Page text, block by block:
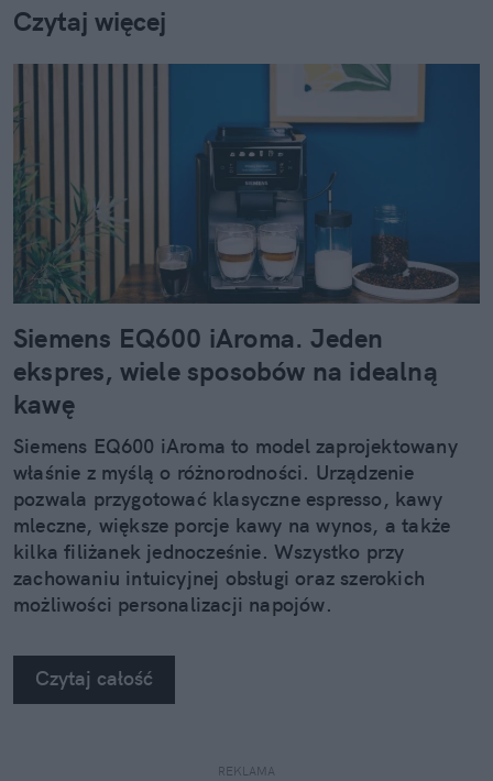
Czytaj więcej
Siemens EQ600 iAroma. Jeden
ekspres, wiele sposobów na idealną
kawę
Siemens EQ600 iAroma to model zaprojektowany
właśnie z myślą o różnorodności. Urządzenie
pozwala przygotować klasyczne espresso, kawy
mleczne, większe porcje kawy na wynos, a także
kilka filiżanek jednocześnie. Wszystko przy
zachowaniu intuicyjnej obsługi oraz szerokich
możliwości personalizacji napojów.
Czytaj całość
REKLAMA